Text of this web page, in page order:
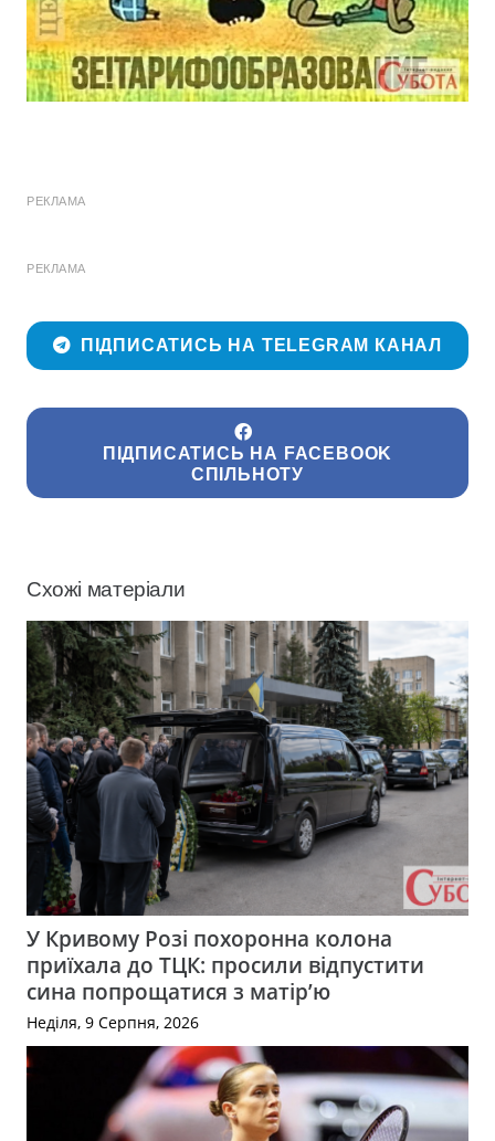
РЕКЛАМА
РЕКЛАМА
ПІДПИСАТИСЬ НА TELEGRAM КАНАЛ
ПІДПИСАТИСЬ НА FACEBOOK
СПІЛЬНОТУ
Схожі матеріали
У Кривому Розі похоронна колона
приїхала до ТЦК: просили відпустити
сина попрощатися з матір’ю
Неділя, 9 Серпня, 2026